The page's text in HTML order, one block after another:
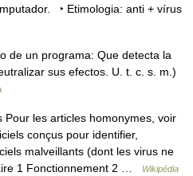
‣ Etimologia: anti + vírus
de un programa: Que detecta la
sus efectos. U. t. c. s. m.)
les articles homonymes, voir
conçus pour identifier,
malveillants (dont les virus ne
1 Fonctionnement 2 …
Wikipédia